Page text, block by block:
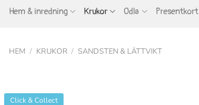
Hem & inredning Krukor Odla Presentkort
HEM / KRUKOR / SANDSTEN & LÄTTVIKT
Click & Collect